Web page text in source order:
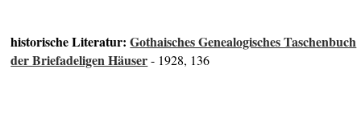
historische Literatur:Gothaisches Genealogisches Taschenbuch
der Briefadeligen Häuser- 1928, 136